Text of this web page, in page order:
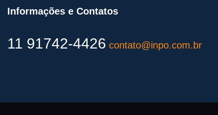
Informações e Contatos
11 91742-4426 contato@inpo.com.br